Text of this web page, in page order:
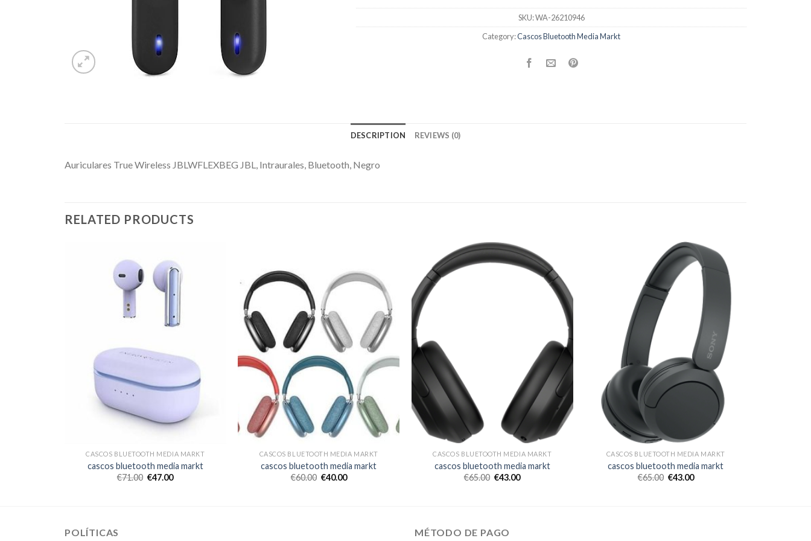
SKU:WA-26210946
Category:Cascos Bluetooth Media Markt
DESCRIPTION REVIEWS (0)
Auriculares True Wireless JBLWFLEXBEG JBL, Intraurales, Bluetooth, Negro
RELATED PRODUCTS
CASCOS BLUETOOTH MEDIA MARKT
cascos bluetooth media markt
€71.00 €47.00
CASCOS BLUETOOTH MEDIA MARKT
cascos bluetooth media markt
€60.00 €40.00
CASCOS BLUETOOTH MEDIA MARKT
cascos bluetooth media markt
€65.00 €43.00
CASCOS BLUETOOTH MEDIA MARKT
cascos bluetooth media markt
€65.00 €43.00
POLÍTICAS MÉTODO DE PAGO